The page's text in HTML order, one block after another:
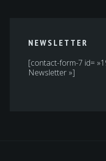
NEWSLETTER
[contact-form-7 id=
Newsletter »]